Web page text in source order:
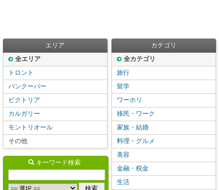
エリア
全エリア
トロント
バンクーバー
ビクトリア
カルガリー
モントリオール
その他
カテゴリ
全カテゴリ
旅行
留学
ワーホリ
移民・ワーク
家族・結婚
料理・グルメ
美容
金融・税金
生活
キーワード検索